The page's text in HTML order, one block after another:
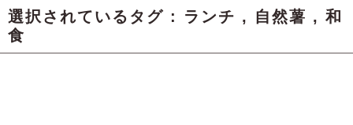
選択されているタグ : ランチ , 自然薯 , 和
食